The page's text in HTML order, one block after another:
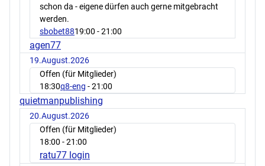
schon da - eigene dürfen auch gerne mitgebracht
werden.
sbobet8819:00 - 21:00
agen77
19.August.2026
Offen (für Mitglieder)
18:30q8-eng - 21:00
quietmanpublishing
20.August.2026
Offen (für Mitglieder)
18:00 - 21:00
ratu77 login